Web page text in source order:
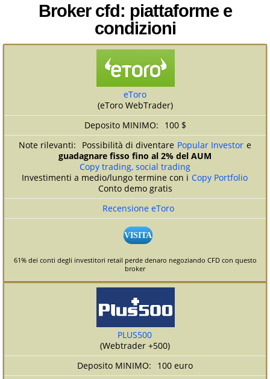
Broker cfd: piattaforme e
condizioni
eToro
(eToro WebTrader)
100 $
Possibilità di diventare Popular Investor e
guadagnare fisso fino al 2% del AUM
Copy trading, social trading
Investimenti a medio/lungo termine con i Copy Portfolio
Conto demo gratis
Recensione eToro
VISITA
61% dei conti degli investitori retail perde denaro negoziando CFD con questo
broker
PLUS500
(Webtrader +500)
100 euro